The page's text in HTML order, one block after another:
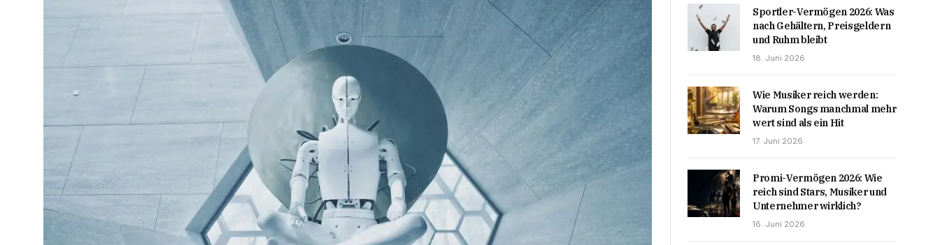
Sportler-Vermögen 2026: Was
nach Gehältern, Preisgeldern
und Ruhm bleibt
18. Juni 2026
Wie Musiker reich werden:
Warum Songs manchmal mehr
wert sind als ein Hit
17. Juni 2026
Promi-Vermögen 2026: Wie
reich sind Stars, Musiker und
Unternehmer wirklich?
16. Juni 2026